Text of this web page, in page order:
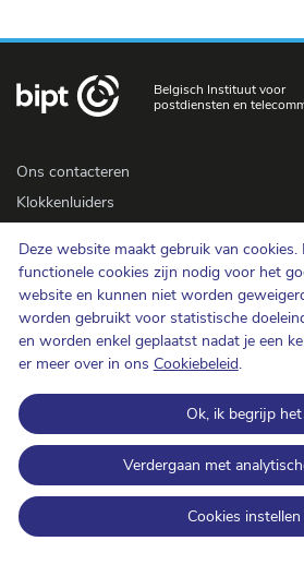
Deze website maakt gebruik van cookies.
functionele cookies zijn nodig voor het
website en kunnen niet worden
worden gebruikt voor statistische
en worden enkel geplaatst nadat je een
er meer over in ons Cookiebeleid.
Ok, ik begrijp het
Verdergaan met
Cookies instellen
Belgisch Instituut voor
postdiensten en
Ons contacteren
Klokkenluiders
Toegankelijkheid
Pers
Cookiebeleid
Bescherming van de persoonlijke
Gebruiksvoorwaarden en auteursrechten
Informatiecategorisering
Open data